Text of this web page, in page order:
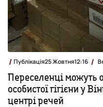
Публікація25 Жовтня12:16
Переселенці можуть
особистої гігієни у
центрі речей